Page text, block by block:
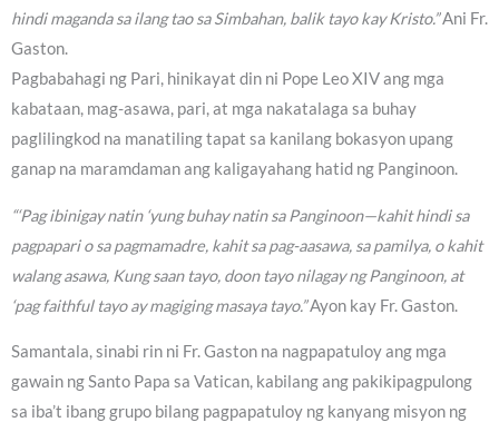
hindi maganda sa ilang tao sa Simbahan, balik tayo kay Kristo.”Ani Fr.
Gaston.
Pagbabahagi ng Pari, hinikayat din ni Pope Leo XIV ang mga
kabataan, mag-asawa, pari, at mga nakatalaga sa buhay
paglilingkod na manatiling tapat sa kanilang bokasyon upang
ganap na maramdaman ang kaligayahang hatid ng Panginoon.
“‘Pag ibinigay natin ‘yung buhay natin sa Panginoon—kahit hindi sa
pagpapari o sa pagmamadre, kahit sa pag-aasawa, sa pamilya, o kahit
walang asawa, Kung saan tayo, doon tayo nilagay ng Panginoon, at
‘pag faithful tayo ay magiging masaya tayo.”Ayon kay Fr. Gaston.
Samantala, sinabi rin ni Fr. Gaston na nagpapatuloy ang mga
gawain ng Santo Papa sa Vatican, kabilang ang pakikipagpulong
sa iba’t ibang grupo bilang pagpapatuloy ng kanyang misyon ng